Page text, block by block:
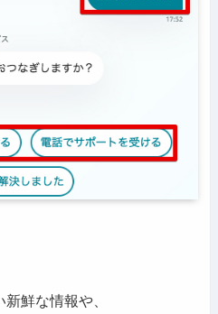
鮮な情報や、